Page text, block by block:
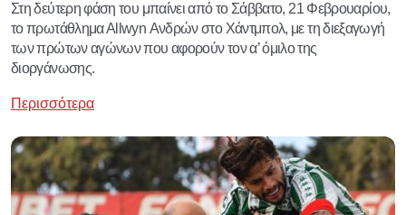
Στη δεύτερη φάση του μπαίνει από το Σάββατο, 21 Φεβρουαρίου,
το πρωτάθλημα Αllwyn Ανδρών στο Χάντμπολ, με τη διεξαγωγή
των πρώτων αγώνων που αφορούν τον α’ όμιλο της
διοργάνωσης.
Περισσότερα